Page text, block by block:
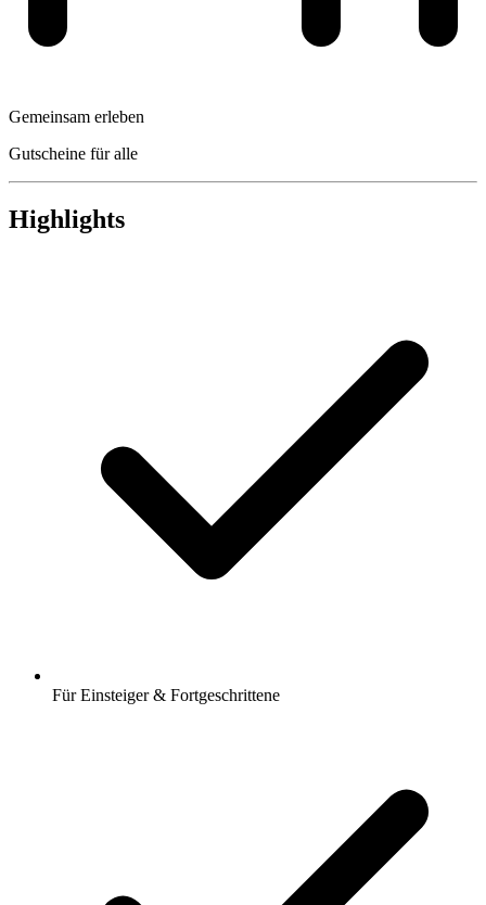
Gemeinsam erleben
Gutscheine für alle
Highlights
Für Einsteiger & Fortgeschrittene